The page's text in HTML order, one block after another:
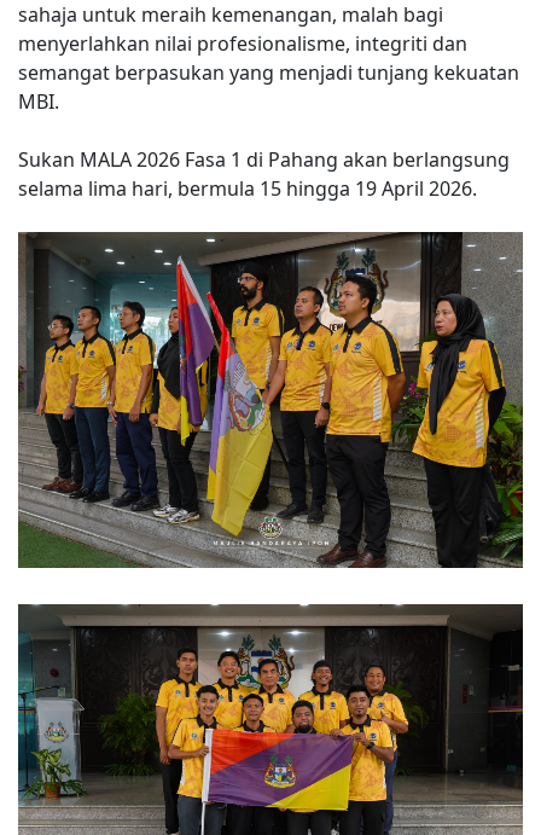
sahaja untuk meraih kemenangan, malah bagi
menyerlahkan nilai profesionalisme, integriti dan
semangat berpasukan yang menjadi tunjang kekuatan
MBI.
Sukan MALA 2026 Fasa 1 di Pahang akan berlangsung
selama lima hari, bermula 15 hingga 19 April 2026.